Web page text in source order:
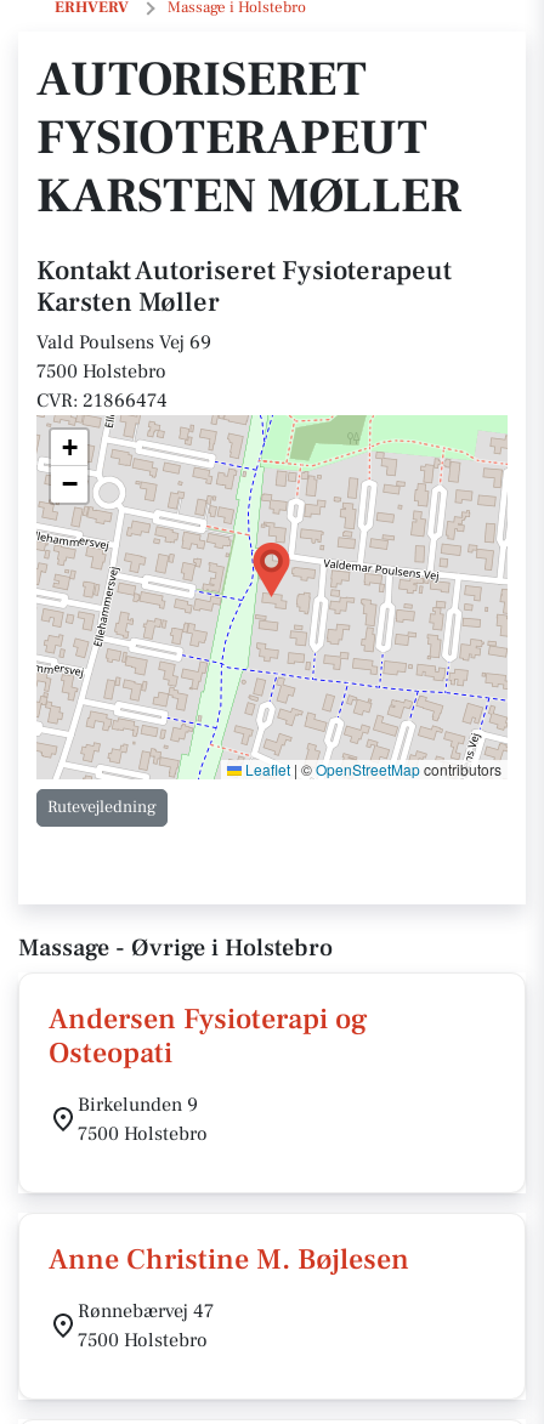
ERHVERV Massage i Holstebro
Autoriseret Fysioterapeut Karsten Møller
AUTORISERET
FYSIOTERAPEUT
KARSTEN MØLLER
Kontakt Autoriseret Fysioterapeut
Karsten Møller
Vald Poulsens Vej 69
7500 Holstebro
CVR: 21866474
+
−
Leaflet | ©OpenStreetMapcontributors
Rutevejledning
Massage - Øvrige i Holstebro
Andersen Fysioterapi og
Osteopati
Birkelunden 9
7500 Holstebro
Anne Christine M. Bøjlesen
Rønnebærvej 47
7500 Holstebro